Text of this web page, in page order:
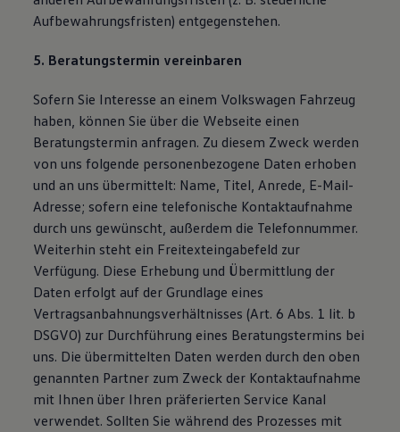
Aufbewahrungsfristen) entgegenstehen.
5. Beratungstermin vereinbaren
Sofern Sie Interesse an einem Volkswagen Fahrzeug
haben, können Sie über die Webseite einen
Beratungstermin anfragen. Zu diesem Zweck werden
von uns folgende personenbezogene Daten erhoben
und an uns übermittelt: Name, Titel, Anrede, E-Mail-
Adresse; sofern eine telefonische Kontaktaufnahme
durch uns gewünscht, außerdem die Telefonnummer.
Weiterhin steht ein Freitexteingabefeld zur
Verfügung. Diese Erhebung und Übermittlung der
Daten erfolgt auf der Grundlage eines
Vertragsanbahnungsverhältnisses (Art. 6 Abs. 1 lit. b
DSGVO) zur Durchführung eines Beratungstermins bei
uns. Die übermittelten Daten werden durch den oben
genannten Partner zum Zweck der Kontaktaufnahme
mit Ihnen über Ihren präferierten Service Kanal
verwendet. Sollten Sie während des Prozesses mit